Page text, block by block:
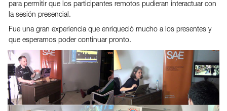
para permitir que los participantes remotos pudieran interactuar con
la sesión presencial.
Fue una gran experiencia que enriqueció mucho a los presentes y
que esperamos poder continuar pronto.